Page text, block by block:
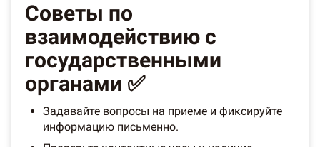
Советы по
взаимодействию с
государственными
органами ✅
Задавайте вопросы на приеме и фиксируйте
информацию письменно.